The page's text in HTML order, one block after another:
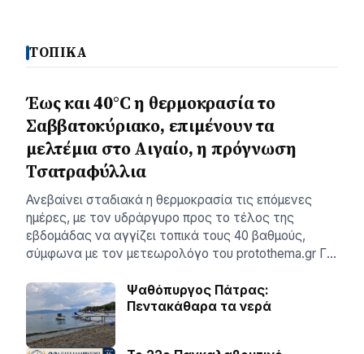
ΤΟΠΙΚΑ
Έως και 40°C η θερμοκρασία το
Σαββατοκύριακο, επιμένουν τα
μελτέμια στο Αιγαίο, η πρόγνωση
Τσατραφύλλια
Ανεβαίνει σταδιακά η θερμοκρασία τις επόμενες
ημέρες, με τον υδράργυρο προς το τέλος της
εβδομάδας να αγγίζει τοπικά τους 40 βαθμούς,
σύμφωνα με τον μετεωρολόγο του protothema.gr Γ…
Ψαθόπυργος Πάτρας:
Πεντακάθαρα τα νερά